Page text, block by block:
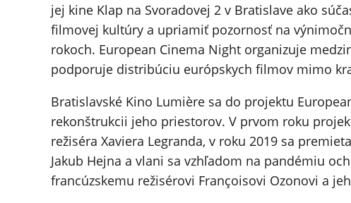
jej kine Klap na Svoradovej 2 v Bratislave ako
filmovej kultúry a upriamiť pozornosť na
rokoch. European Cinema Night organizuje
podporuje distribúciu európskych filmov mimo
Bratislavské Kino Lumière sa do projektu
rekonštrukcii jeho priestorov. V prvom roku
režiséra Xaviera Legranda, v roku 2019 sa
Jakub Hejna a vlani sa vzhľadom na pandémiu
francúzskemu režisérovi Françoisovi Ozonovi a